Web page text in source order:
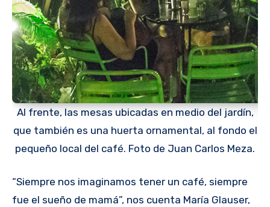
Al frente, las mesas ubicadas en medio del jardín,
que también es una huerta ornamental, al fondo el
pequeño local del café. Foto de Juan Carlos Meza.
“Siempre nos imaginamos tener un café, siempre
fue el sueño de mamá”, nos cuenta María Glauser,